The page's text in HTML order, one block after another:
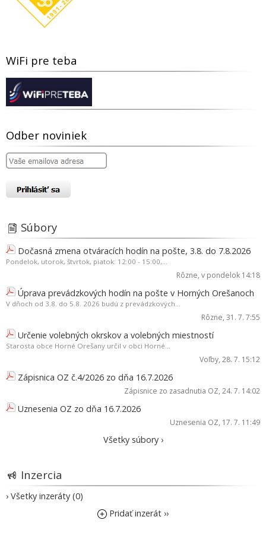
WiFi pre teba
Odber noviniek
Súbory
Dočasná zmena otváracích hodín na pošte, 3.8. do 7.8.2026
Pondelok, utorok, štvrtok, piatok: 12:00 - 15:00,...
Rôzne, v pondelok 14:18
Úprava prevádzkových hodín na pošte v Horných Orešanoch
V dňoch od 3.8. do 5.8. 2026 budú z prevádzkových...
Rôzne, 31. 7. 7:55
Určenie volebných okrskov a volebných miestností
Starosta obce Horné Orešany určil v obci Horné...
Voľby, 28. 7. 15:12
Zápisnica OZ č.4/2026 zo dňa 16.7.2026
Zápisnice zo zasadnutia OZ, 24. 7. 14:02
Uznesenia OZ zo dňa 16.7.2026
Uznesenia OZ, 17. 7. 11:49
Všetky súbory ›
Inzercia
› Všetky inzeráty (0)
Pridať inzerát ››